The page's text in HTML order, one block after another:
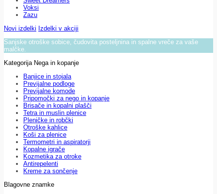
Voksi
Zazu
Novi izdelki Izdelki v akciji
Sanjske otroške sobice, čudovita posteljnina in spalne vreče za vaše
malčke.
Kategorija Nega in kopanje
Banjice in stojala
Previjalne podloge
Previjalne komode
Pripomočki za nego in kopanje
Brisače in kopalni plašči
Tetra in muslin plenice
Pleničke in robčki
Otroške kahlice
Koši za plenice
Termometri in aspiratorji
Kopalne igrače
Kozmetika za otroke
Antirepelenti
Kreme za sončenje
Blagovne znamke